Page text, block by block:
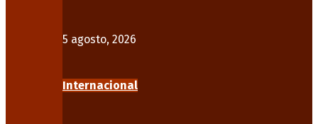
5 agosto, 2026
Internacional